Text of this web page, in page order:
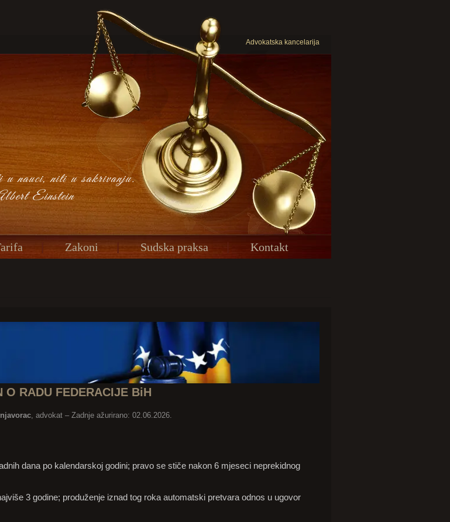
Advokatska kancelarija
u nauci, niti u sakrivanju.
Einstein
Zakoni Sudska praksa Kontakt
O RADU FEDERACIJE BiH
, advokat – Zadnje ažurirano: 02.06.2026.
dana po kalendarskoj godini; pravo se stiče nakon 6 mjeseci neprekidnog
3 godine; produženje iznad tog roka automatski pretvara odnos u ugovor